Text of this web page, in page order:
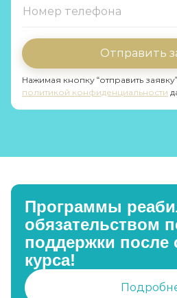
Отправить
Нажимая кнопку “отправить
политикой конфиденциальности
Программы
обязательством
поддержки после
курса!